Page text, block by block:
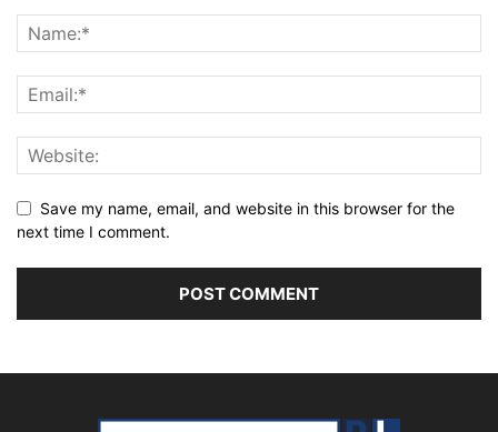
Save my name, email, and website in this browser for the
next time I comment.